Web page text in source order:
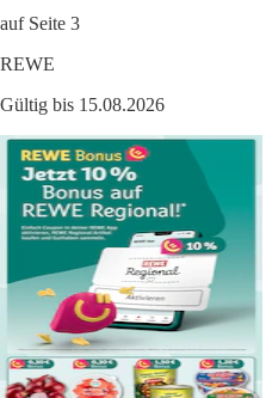
auf Seite 3
REWE
Gültig bis 15.08.2026